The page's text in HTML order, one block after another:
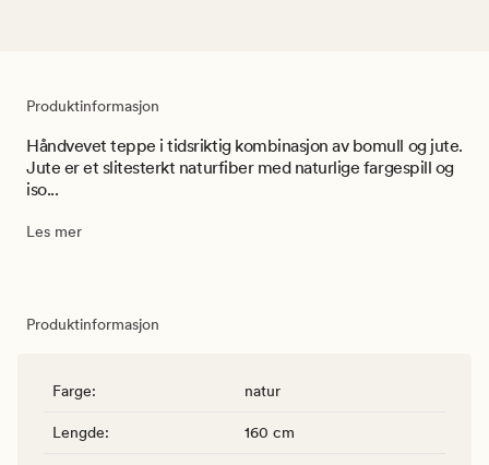
Produktinformasjon
Håndvevet teppe i tidsriktig kombinasjon av bomull og jute.
Jute er et slitesterkt naturfiber med naturlige fargespill og
iso...
Les mer
Produktinformasjon
Farge: natur
Lengde: 160 cm